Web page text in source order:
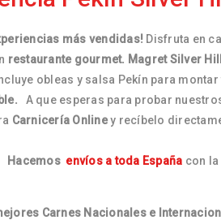
más vendidas! Disfruta en
restaurante gourmet. Magret Silver Hill
obleas y salsa Pekín para
A que esperas para probar
Carnicería Onliney recíbelo
Hacemos envíos a toda España con
Carnes Nacionales e